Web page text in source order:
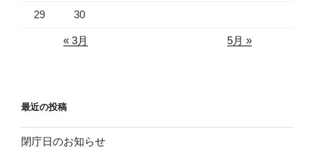
29 30
« 3月 5月 »
最近の投稿
閉庁日のお知らせ